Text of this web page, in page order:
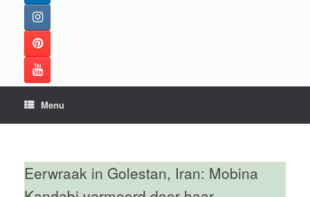
Menu
Eerwraak in Golestan, Iran: Mobina